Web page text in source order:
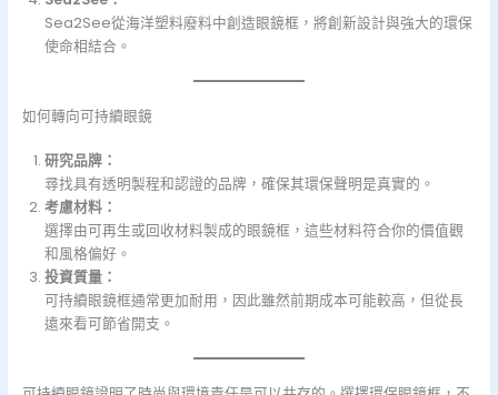
Sea2See從海洋塑料廢料中創造眼鏡框，將創新設計與強大的環保
使命相結合。
如何轉向可持續眼鏡
研究品牌：
尋找具有透明製程和認證的品牌，確保其環保聲明是真實的。
考慮材料：
選擇由可再生或回收材料製成的眼鏡框，這些材料符合你的價值觀
和風格偏好。
投資質量：
可持續眼鏡框通常更加耐用，因此雖然前期成本可能較高，但從長
遠來看可節省開支。